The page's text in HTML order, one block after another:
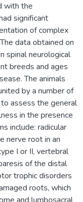
with the
significant
of complex
data obtained on
spinal neurological
breeds and ages
The animals
by a number of
assess the general
in the presence
include: radicular
nerve root in an
I or II, vertebral
of the distal
trophic disorders
roots, which